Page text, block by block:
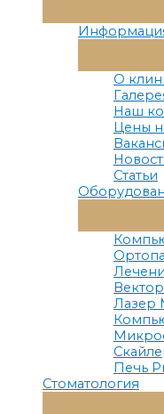
О
Наш
Цены
Статьи
Вектор
Лазер
Печь
Стоматология